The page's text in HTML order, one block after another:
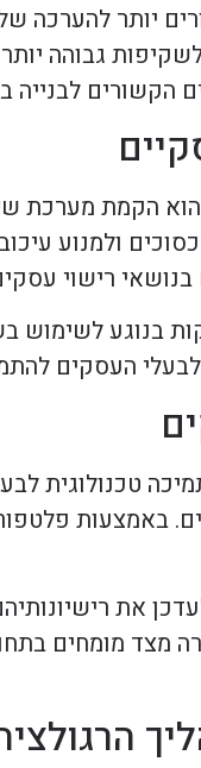
יותר
גבוהה
הקשורים לבנייה
שינוי נוסף שצפוי להיכנס
ולמנוע
רישוי
בנוגע
העסקים
טכנולוגית
באמצעות
את
מצד מומחים